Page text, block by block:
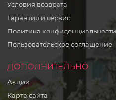
Условия возврата
Гарантия и сервис
Политика конфиденциальности
Пользовательское соглашение
ДОПОЛНИТЕЛЬНО
Акции
Карта сайта